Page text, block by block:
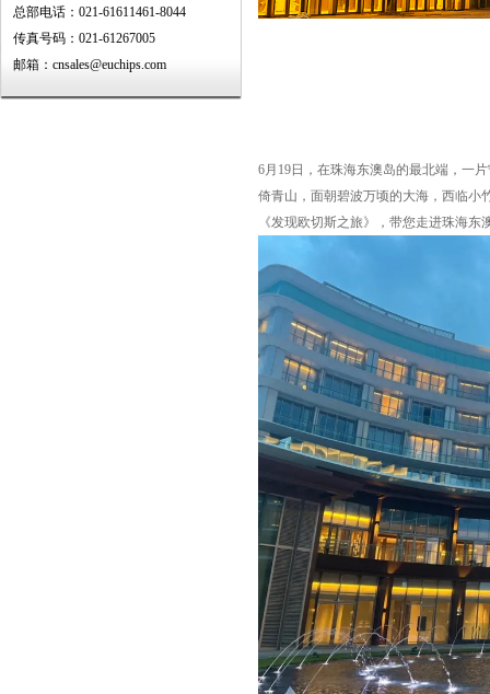
总部电话：021-61611461-8044
传真号码：021-61267005
邮箱：cnsales@euchips.com
6月19日，在珠海东澳岛的最北端，一
倚青山，面朝碧波万顷的大海，西临小
《发现欧切斯之旅》，带您走进珠海